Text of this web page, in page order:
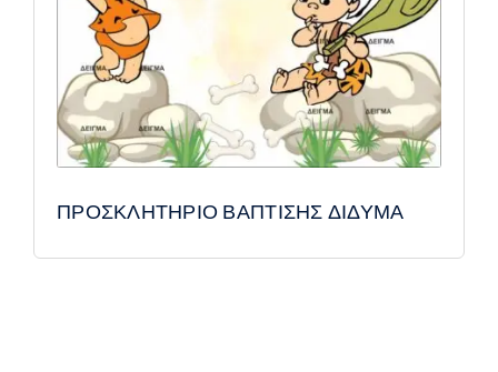
ΠΡΟΣΚΛΗΤΗΡΙΟ ΒΑΠΤΙΣΗΣ ΔΙΔΥΜΑ